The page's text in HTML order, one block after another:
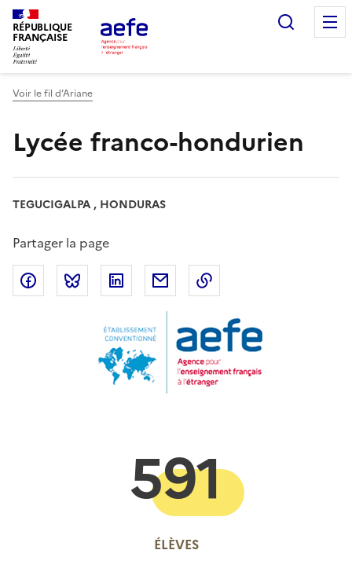
Aller
au
contenu
principal
RÉPUBLIQUE
FRANÇAISE
Voir le fil d’Ariane
Lycée franco-hondurien
TEGUCIGALPA , HONDURAS
Partager la page
Partager sur Facebook
Partager sur Bluesky
Partager sur LinkedIn
Partager par email
ÉLÈVES
591